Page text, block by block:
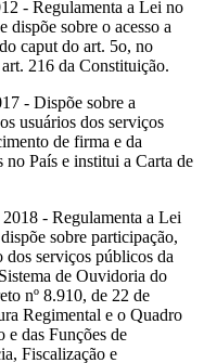
- Regulamenta a Lei no
dispõe sobre o acesso a
caput do art. 5o, no
216 da Constituição.
- Dispõe sobre a
usuários dos serviços
de firma e da
no País e institui a Carta de
- Regulamenta a Lei
sobre participação,
dos serviços públicos da
de Ouvidoria do
nº 8.910, de 22 de
Regimental e o Quadro
e das Funções de
Fiscalização e